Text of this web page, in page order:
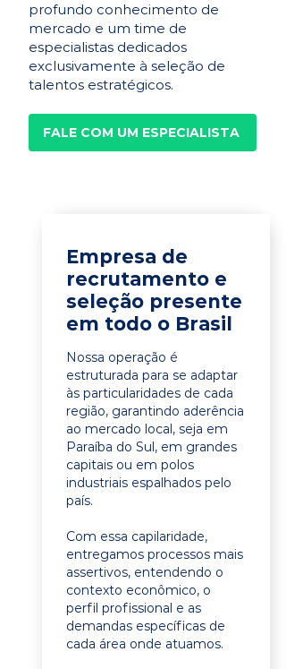
profundo conhecimento de
mercado e um time de
especialistas dedicados
exclusivamente à seleção de
talentos estratégicos.
FALE COM UM ESPECIALISTA
Empresa de
recrutamento e
seleção presente
em todo o Brasil
Nossa operação é
estruturada para se adaptar
às particularidades de cada
região, garantindo aderência
ao mercado local, seja em
Paraíba do Sul, em grandes
capitais ou em polos
industriais espalhados pelo
país.
Com essa capilaridade,
entregamos processos mais
assertivos, entendendo o
contexto econômico, o
perfil profissional e as
demandas específicas de
cada área onde atuamos.